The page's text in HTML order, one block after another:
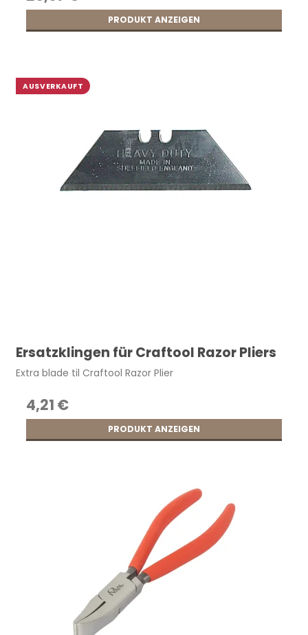
PRODUKT ANZEIGEN
AUSVERKAUFT
Ersatzklingen für Craftool Razor Pliers
Extra blade til Craftool Razor Plier
4,21 €
PRODUKT ANZEIGEN